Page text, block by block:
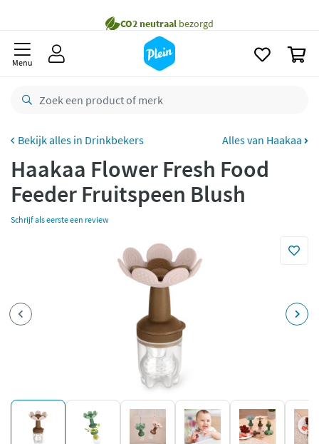
besteld,maandag
Gratisretourneren
Betaal met Klarna
Menu
Drinkbekers Alles van Haakaa
Haakaa Flower Fresh Food
Feeder Fruitspeen Blush
Schrijf als eerste een review